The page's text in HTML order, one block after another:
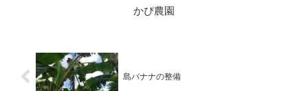
かぴ農園
島バナナの整備